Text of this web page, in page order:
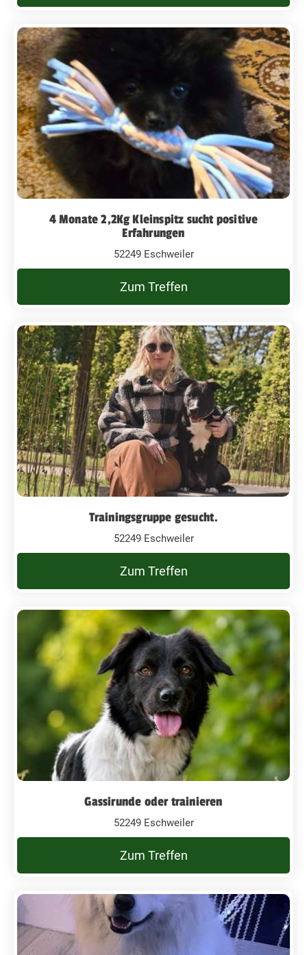
4 Monate 2,2Kg Kleinspitz sucht positive
Erfahrungen
52249 Eschweiler
Zum Treffen
Trainingsgruppe gesucht.
52249 Eschweiler
Zum Treffen
Gassirunde oder trainieren
52249 Eschweiler
Zum Treffen